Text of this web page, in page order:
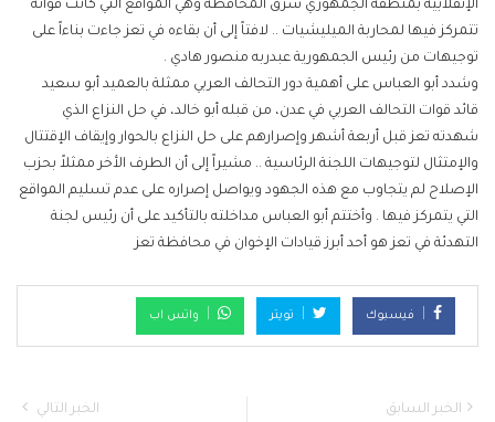
الإنقلابية بمنطقة الجمهوري شرق المحافظة وهي المواقع التي كانت قواته
تتمركز فيها لمحاربة الميليشيات .. لافتاً إلى أن بقاءه في تعز جاءت بناءاً على
توجيهات من رئيس الجمهورية عبدربه منصور هادي .
وشدد أبو العباس على أهمية دور التحالف العربي ممثلة بالعميد أبو سعيد
قائد قوات التحالف العربي في عدن، من قبله أبو خالد، في حل النزاع الذي
شهدته تعز قبل أربعة أشهر وإصرارهم على حل النزاع بالحوار وإيقاف الإقتتال
والإمتثال لتوجيهات اللجنة الرئاسية .. مشيراً إلى أن الطرف الأخر ممثلاً بحزب
الإصلاح لم يتجاوب مع هذه الجهود ويواصل إصراره على عدم تسليم المواقع
التي يتمركز فيها . وأختتم أبو العباس مداخلته بالتأكيد على أن رئيس لجنة
التهدئة في تعز هو أحد أبرز قيادات الإخوان في محافظة تعز
فيسبوك تويتر واتس اب
الخبر السابق الخبر التالي